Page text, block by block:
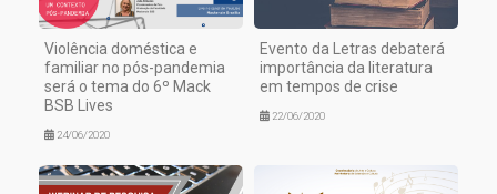
Violência doméstica e
familiar no pós-pandemia
será o tema do 6º Mack
BSB Lives
24/06/2020
Evento da Letras debaterá
importância da literatura
em tempos de crise
22/06/2020